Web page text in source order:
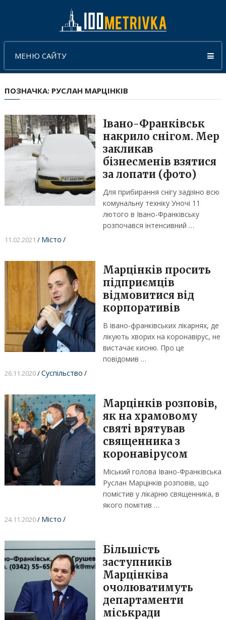
МЕНЮ САЙТУ
ПОЗНАЧКА: РУСЛАН МАРЦІНКІВ
Івано-Франківськ
накрило снігом. Мер
закликав
бізнесменів взятися
за лопати (фото)
Для прибирання снігу задіяно всю
комунальну техніку Уночі 11
лютого в Івано-Франківську
розпочався інтенсивний …
11.02.2021 / Місто /
Марцінків просить
підприємців
відмовитися від
корпоративів
В івано-франківських лікарнях, де
лікують хворих на коронавірус, не
вистачає кисню. Про це
повідомив …
26.11.2020/Суспільство /
Марцінків розповів,
як на храмовому
святі врятував
священника з
коронавірусом
Міський голова Івано-Франківська
Руслан Марцінків розповів, що
помістив у лікарню священника, в
якого помітив …
24.11.2020/ Місто /
Більшість
заступників
Марцінківа
очолюватимуть
департаменти
міськради